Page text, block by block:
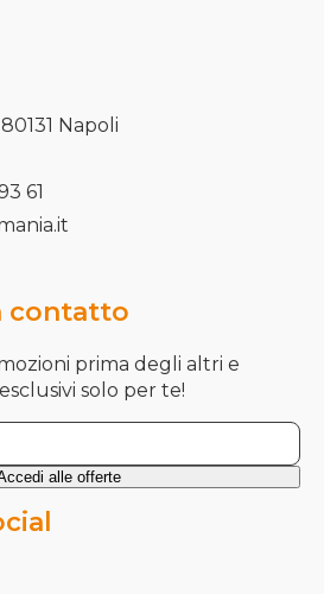
Napoli
61
contatto
prima degli altri e
solo per te!